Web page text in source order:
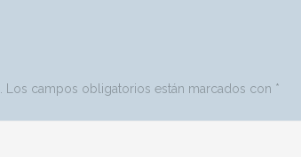
Los campos obligatorios están marcados con *